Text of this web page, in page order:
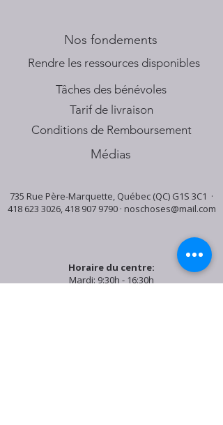
Nos fondements
​Rendre les ressources disponibles
Tâches des bénévoles
Tarif de livraison
Conditions de Remboursement
Médias
735 Rue Père-Marquette, Québec (QC) G1S 3C1 ·
418 623 3026,418 907 9790· noschoses@mail.com
Horaire du centre:
Mardi: 9:30h - 16:30h